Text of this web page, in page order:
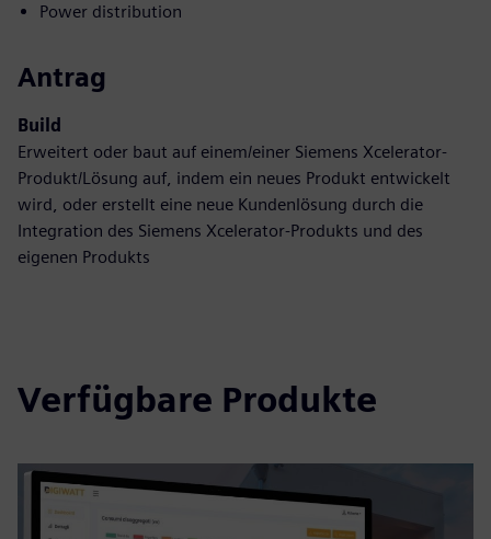
Power distribution
Antrag
Build
Erweitert oder baut auf einem/einer Siemens Xcelerator-
Produkt/Lösung auf, indem ein neues Produkt entwickelt
wird, oder erstellt eine neue Kundenlösung durch die
Integration des Siemens Xcelerator-Produkts und des
eigenen Produkts
Verfügbare Produkte